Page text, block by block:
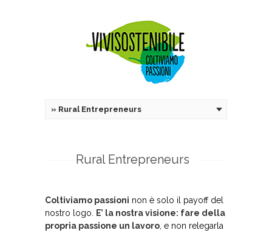
» Rural Entrepreneurs
Rural Entrepreneurs
Coltiviamo passioni non è solo il payoff del
nostro logo.
E’ la nostra visione: fare della
propria passione un lavoro , e non relegarla